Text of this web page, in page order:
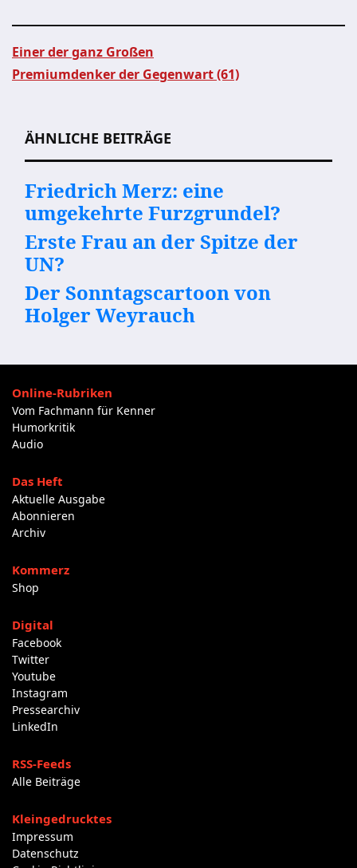
Einer der ganz Großen
Premiumdenker der Gegenwart (61)
ÄHNLICHE BEITRÄGE
Friedrich Merz: eine
umgekehrte Furzgrundel?
Erste Frau an der Spitze der
UN?
Der Sonntagscartoon von
Holger Weyrauch
Online-Rubriken
Vom Fachmann für Kenner
Humorkritik
Audio
Das Heft
Aktuelle Ausgabe
Abonnieren
Archiv
Kommerz
Shop
Digital
Facebook
Twitter
Youtube
Instagram
Pressearchiv
LinkedIn
RSS-Feeds
Alle Beiträge
Kleingedrucktes
Impressum
Datenschutz